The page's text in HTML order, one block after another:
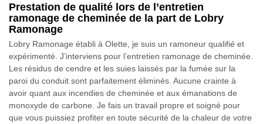
Prestation de qualité lors de l’entretien
ramonage de cheminée de la part de Lobry
Ramonage
Lobry Ramonage établi à Olette, je suis un ramoneur qualifié et
expérimenté. J’interviens pour l’entretien ramonage de cheminée.
Les résidus de cendre et les suies laissés par la fumée sur la
paroi du conduit sont parfaitement éliminés. Aucune crainte à
avoir quant aux incendies de cheminée et aux émanations de
monoxyde de carbone. Je fais un travail propre et soigné pour
que vous puissiez profiter en toute sécurité de la chaleur de votre